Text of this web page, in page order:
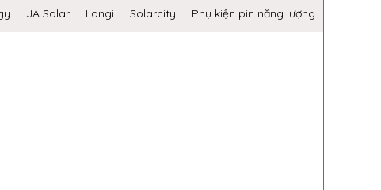
JA Solar Longi Solarcity Phụ kiện pin năng lượng